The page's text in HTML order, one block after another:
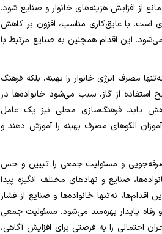
از افزایش هزینه‌های خانوار و صنایع شود.
است. با عایق‌کاری مناسب، افزون بر کاهش
این اقدام همچنین به صنایع مرتبط با
مصرف انرژی خانوار را بهینه، بلکه فرهنگ
از گاز، سبب می‌شود خانواده‌ها در
یابد. فرهنگ‌سازی محلی نیز یک عامل
الگوهای مصرف بهینه را آموزش دهند و
صرفه‌جویی و مسئولیت جمعی را تبیین و حس
صنایع و نهادهای مختلف انگیزه پیدا
نه‌تنها خانواده‌ها و صنایع از فشار
رفاه پایدار بهره‌مند می‌شود. مسئولیت جمعی
احتمالی را به فرصتی برای افزایش آگاهی،